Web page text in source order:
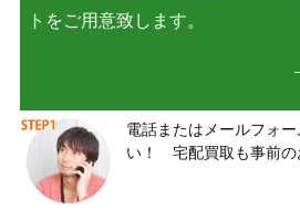
トをご用意致します。
電話またはメールフォ
い！ 宅配買取も事前の